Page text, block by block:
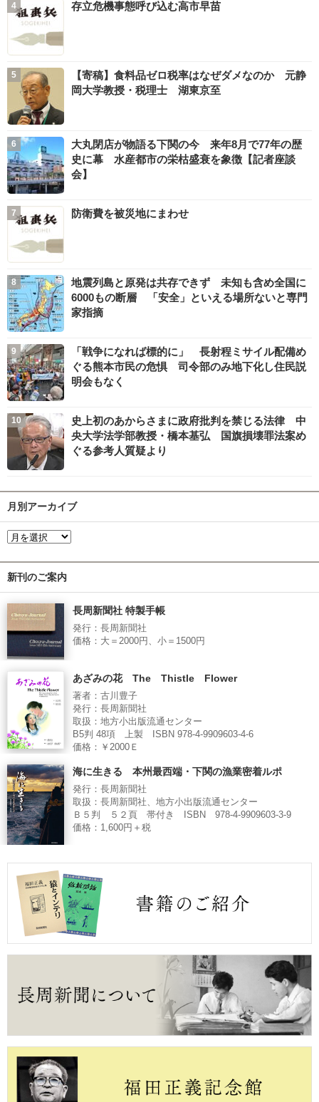
存立危機事態呼び込む高市早苗
【寄稿】食料品ゼロ税率はなぜダメなのか 元静
岡大学教授・税理士 湖東京至
大丸閉店が物語る下関の今 来年8月で77年の歴
史に幕 水産都市の栄枯盛衰を象徴【記者座談
会】
防衛費を被災地にまわせ
地震列島と原発は共存できず 未知も含め全国に
6000もの断層 「安全」といえる場所ないと専門
家指摘
「戦争になれば標的に」 長射程ミサイル配備め
ぐる熊本市民の危惧 司令部のみ地下化し住民説
明会もなく
史上初のあからさまに政府批判を禁じる法律 中
央大学法学部教授・橋本基弘 国旗損壊罪法案め
ぐる参考人質疑より
月別アーカイブ
新刊のご案内
長周新聞社 特製手帳
発行：長周新聞社
価格：大＝2000円、小＝1500円
あざみの花 The Thistle Flower
著者：古川豊子
発行：長周新聞社
取扱：地方小出版流通センター
B5判 48項 上製 ISBN 978-4-9909603-4-6
価格：￥2000Ｅ
海に生きる 本州最西端・下関の漁業密着ルポ
発行：長周新聞社
取扱：長周新聞社、地方小出版流通センター
Ｂ５判 ５２頁 帯付き ISBN 978-4-9909603-3-9
価格：1,600円＋税